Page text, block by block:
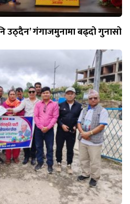
उठ्दैन’ गंगाजमुनामा बढ्दो गुनासो